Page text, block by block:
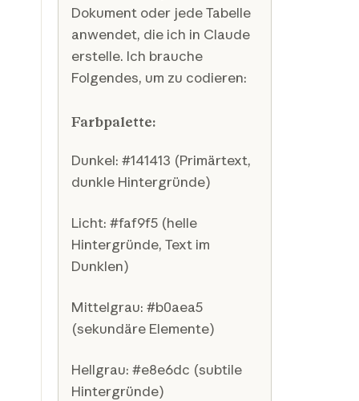
Dokument oder jede Tabelle
anwendet, die ich in Claude
erstelle. Ich brauche
Folgendes, um zu codieren:
Farbpalette:
Dunkel: #141413 (Primärtext,
dunkle Hintergründe)
Licht: #faf9f5 (helle
Hintergründe, Text im
Dunklen)
Mittelgrau: #b0aea5
(sekundäre Elemente)
Hellgrau: #e8e6dc (subtile
Hintergründe)